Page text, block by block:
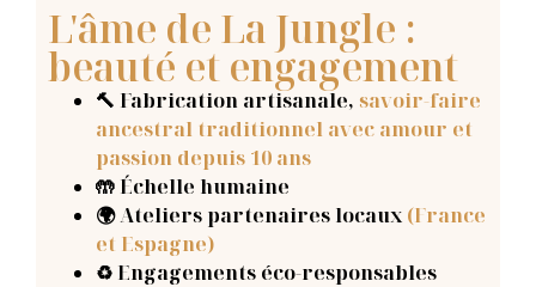
L'âme de La Jungle :
beauté et engagement
🔨 Fabrication artisanale, savoir-faire
ancestral traditionnel avec amour et
passion depuis 10 ans
🤲 Échelle humaine
🌍 Ateliers partenaires locaux (France
et Espagne)
♻️ Engagements éco-responsables